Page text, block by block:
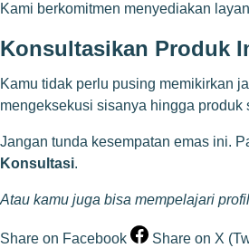
Kami berkomitmen menyediakan
Konsultasikan Produk
Kamu tidak perlu pusing memikirkan
mengeksekusi sisanya hingga produk
Jangan tunda kesempatan emas ini.
Konsultasi.
Atau kamu juga bisa mempelajari
Share on Facebook Share on X